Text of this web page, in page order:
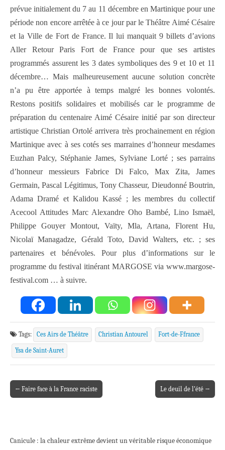
prévue initialement du 7 au 11 décembre en Martinique pour une
période non encore arrêtée à ce jour par le Théâtre Aimé Césaire
et la Ville de Fort de France. Il lui manquait 9 billets d’avions
Aller Retour Paris Fort de France pour que ses artistes
programmés assurent les 3 dates symboliques des 9 et 10 et 11
décembre… Mais malheureusement aucune solution concrète
n’a pu être apportée à temps malgré les bonnes volontés.
Restons positifs solidaires et mobilisés car le programme de
préparation du centenaire Aimé Césaire initié par son directeur
artistique Christian Ortolé arrivera très prochainement en région
Martinique avec à ses cotés ses marraines d’honneur mesdames
Euzhan Palcy, Stéphanie James, Sylviane Lorté ; ses parrains
d’honneur messieurs Fabrice Di Falco, Max Zita, James
Germain, Pascal Légitimus, Tony Chasseur, Dieudonné Boutrin,
Adama Dramé et Kalidou Kassé ; les membres du collectif
Acecool Attitudes Marc Alexandre Oho Bambé, Lino Ismaël,
Philippe Gouyer Montout, Vaïty, Mla, Artana, Florent Hu,
Nicolaï Managadze, Gérald Toto, David Walters, etc. ; ses
partenaires et bénévoles. Pour plus d’informations sur le
programme du festival itinérant MARGOSE via www.margose-
festival.com … à suivre.
Tags: Ces Airs de Théâtre Christian Antourel Fort-de-Ffrance
Ysa de Saint-Auret
Post navigation
← Faire face à la France raciste Le deuil de l’été →
Canicule : la chaleur extrême devient un véritable risque économique